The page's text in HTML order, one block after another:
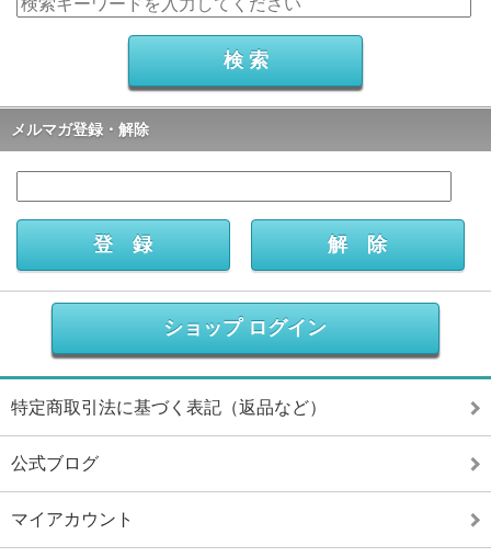
メルマガ登録・解除
ショップ ログイン
特定商取引法に基づく表記（返品など）
公式ブログ
マイアカウント